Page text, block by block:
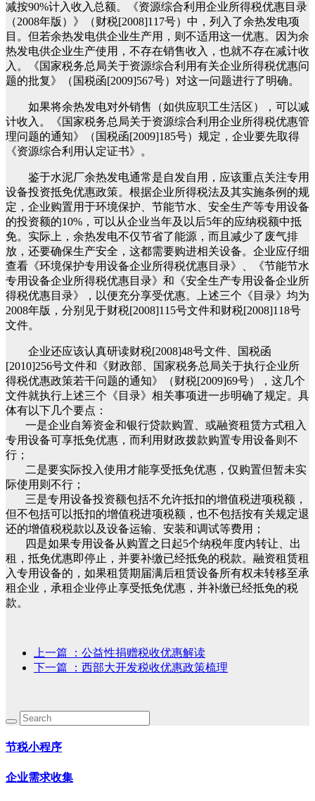
减按90%计入收入总额。《资源综合利用企业所得税优惠目录
（2008年版）》（财税[2008]117号）中，列入了余热发电项
目。但若余热发电供企业生产用，则不适用这一优惠。因为余
热发电供企业生产使用，不存在销售收入，也就不存在减计收
入。《国家税务总局关于资源综合利用有关企业所得税优惠问
题的批复》（国税函[2009]567号）对这一问题进行了明确。
如果将余热发电对外销售（如供应职工生活区），可以减
计收入。《国家税务总局关于资源综合利用企业所得税优惠管
理问题的通知》（国税函[2009]185号）规定，企业要先取得
《资源综合利用认定证书》。
鉴于水泥厂余热发电通常是自发自用，应该重点关注专用
设备投资抵免优惠政策。根据企业所得税法及其实施条例的规
定，企业购置用于环境保护、节能节水、安全生产等专用设备
的投资额的10%，可以从企业当年及以后5年的应纳税额中抵
免。实际上，余热发电不仅节省了能源，而且减少了废气排
放，还要确保生产安全，这都需要购进相关设备。企业应仔细
查看《环境保护专用设备企业所得税优惠目录》、《节能节水
专用设备企业所得税优惠目录》和《安全生产专用设备企业所
得税优惠目录》，以便充分享受优惠。上述三个《目录》均为
2008年版，分别见于财税[2008]115号文件和财税[2008]118号
文件。
企业还应该认真研读财税[2008]48号文件、国税函
[2010]256号文件和《财政部、国家税务总局关于执行企业所
得税优惠政策若干问题的通知》（财税[2009]69号），这几个
文件就执行上述三个《目录》相关事项进一步明确了规定。具
体有以下几个要点：
一是企业自筹资金和银行贷款购置、或融资租赁方式租入
专用设备可享抵免优惠，而利用财政拨款购置专用设备则不
行；
二是要实际投入使用才能享受抵免优惠，仅购置但暂未实
际使用则不行；
三是专用设备投资额包括不允许抵扣的增值税进项税额，
但不包括可以抵扣的增值税进项税额，也不包括按有关规定退
还的增值税税款以及设备运输、安装和调试等费用；
四是如果专用设备从购置之日起5个纳税年度内转让、出
租，抵免优惠即停止，并要补缴已经抵免的税款。融资租赁租
入专用设备的，如果租赁期届满后租赁设备所有权未转移至承
租企业，承租企业停止享受抵免优惠，并补缴已经抵免的税
款。
上一篇
：公益性捐赠税收优惠解读
下一篇
：西部大开发税收优惠政策梳理
节税小程序
企业需求收集